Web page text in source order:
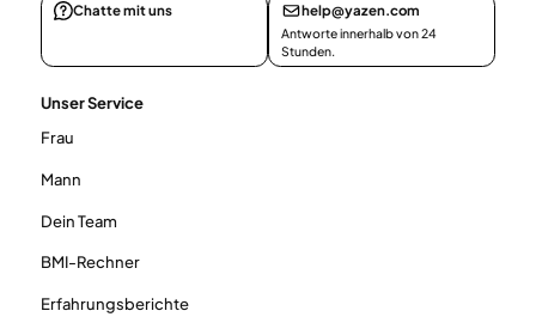
Chatte mit uns help@yazen.com
Antworte innerhalb von 24
Stunden.
Unser Service
Frau
Mann
Dein Team
BMI-Rechner
Erfahrungsberichte